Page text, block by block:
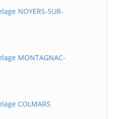
NOYERS-SUR-
MONTAGNAC-
COLMARS